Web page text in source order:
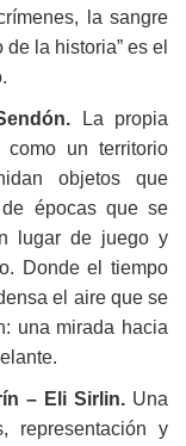
la sangre
la historia” es el
La propia
como un territorio
objetos que
épocas que se
lugar de juego y
Donde el tiempo
el aire que se
una mirada hacia
– Eli Sirlin. Una
representación y